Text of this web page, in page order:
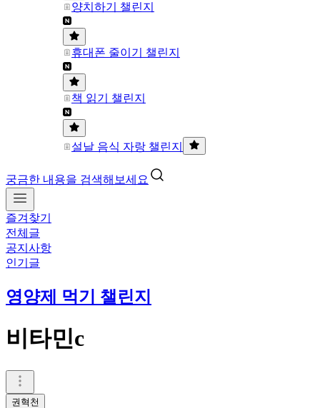
양치하기 챌린지
휴대폰 줄이기 챌린지
책 읽기 챌린지
설날 음식 자랑 챌린지
궁금한 내용을 검색해보세요
즐겨찾기
전체글
공지사항
인기글
영양제 먹기 챌린지
비타민c
권혁천